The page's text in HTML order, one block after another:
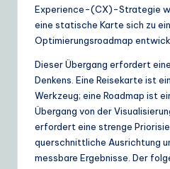
o
A
&
S
o
ft
Experience-(CX)-Strategie
eine statische Karte sich zu
Optimierungsroadmap
Dieser Übergang erfordert
Denkens. Eine Reisekarte ist
Werkzeug; eine Roadmap ist
Übergang von der
erfordert eine strenge
querschnittliche Ausrichtung
messbare Ergebnisse. Der